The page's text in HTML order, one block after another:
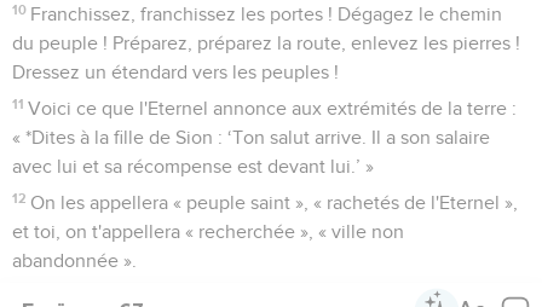
10 Franchissez, franchissez les portes ! Dégagez le chemin
du peuple ! Préparez, préparez la route, enlevez les pierres !
Dressez un étendard vers les peuples !
11 Voici ce que l'Eternel annonce aux extrémités de la terre :
« *Dites à la fille de Sion : ‘Ton salut arrive. Il a son salaire
avec lui et sa récompense est devant lui.’ »
12 On les appellera « peuple saint », « rachetés de l'Eternel »,
et toi, on t'appellera « recherchée », « ville non
abandonnée ».